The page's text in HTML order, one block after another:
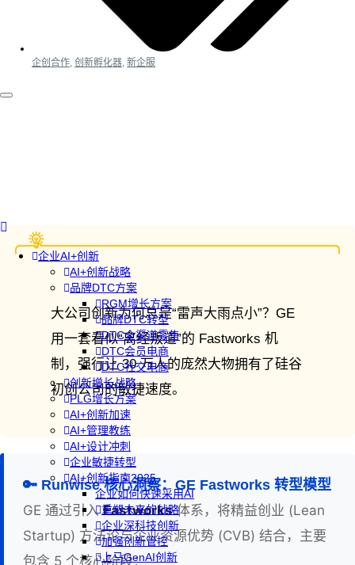
企业AI+创新
AI+创新战略
品牌DTC方案
RGM增长方案
品牌DTC转型
DTC全渠道零售
DTC会员电商
DTC社交电商
创新增长战略
PLG增长方案
AI+创新加速
AI+管理教练
AI+设计冲刺
企业敏捷转型
AI+创新指南2025
企业如何快速采用AI
重塑未来的战略
企业深科技创新
加强创新管控
上马GenAI创新
企创合作 创新孵化器 新企服
大公司创新为何总是“雷声大雨点小”？GE
用一套看似“离经叛道”的 Fastworks 机
制，强行让 30 万人的庞然大物拥有了硅谷
初创公司的敏捷速度。
🔑 Runwise 核心洞察：GE Fastworks 转型模型
GE 通过引入Fastworks体系，将精益创业 (Lean
Startup) 方法论与企业资源优势 (CVB) 结合，主要
包含 5 个核心阶段：